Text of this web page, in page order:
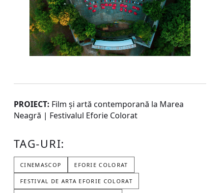
PROIECT: Film și artă contemporană la Marea
Neagră | Festivalul Eforie Colorat
TAG-URI:
CINEMASCOP EFORIE COLORAT
FESTIVAL DE ARTA EFORIE COLORAT